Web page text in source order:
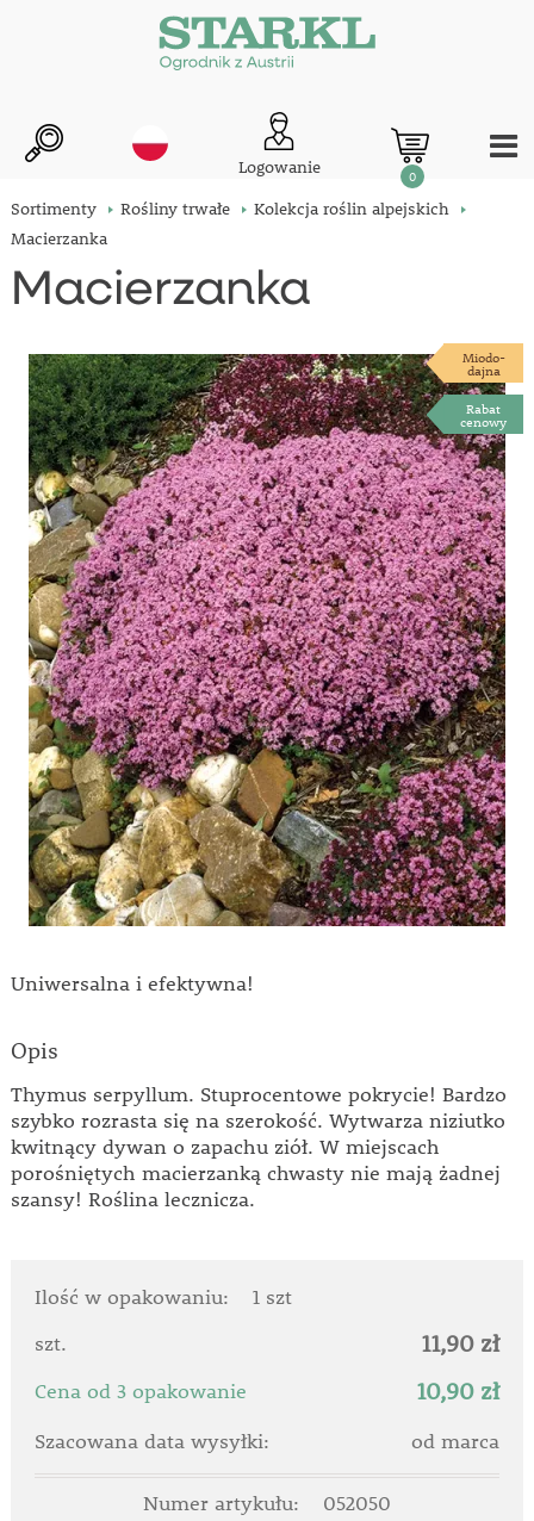
Logowanie 0
Sortimenty Rośliny trwałe
Kolekcja roślin alpejskich
Macierzanka
Macierzanka
Miodo-
dajna
Rabat
cenowy
Uniwersalna i efektywna!
Opis
Thymus serpyllum. Stuprocentowe pokrycie! Bardzo
szybko rozrasta się na szerokość. Wytwarza niziutko
kwitnący dywan o zapachu ziół. W miejscach
porośniętych macierzanką chwasty nie mają żadnej
szansy! Roślina lecznicza.
Ilość w opakowaniu:
1 szt
szt.
11,90 zł
Cena od 3 opakowanie 10,90 zł
Szacowana data wysyłki: od marca
Numer artykułu: 052050